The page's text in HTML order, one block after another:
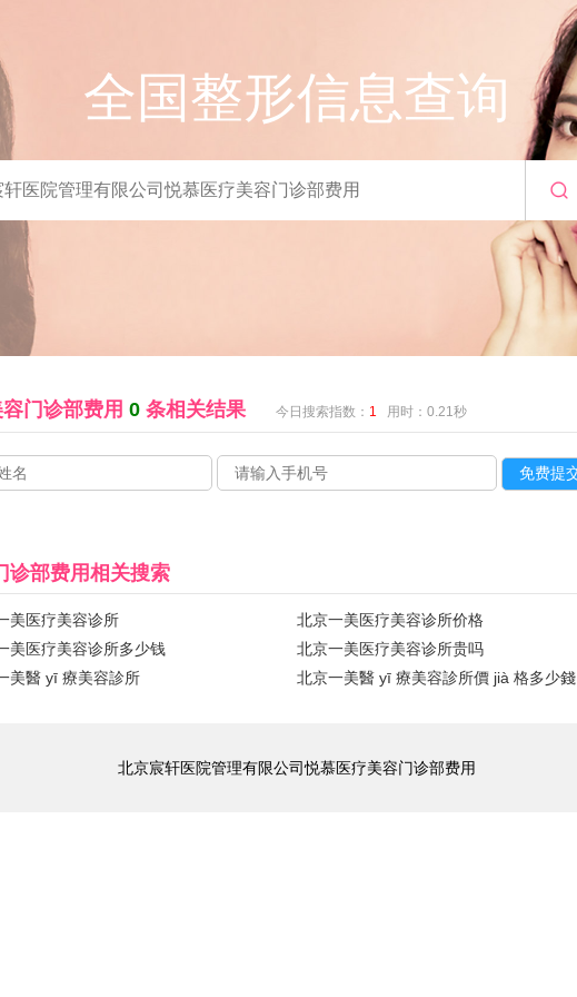
全国整形信息查询
门诊部费用 0 条相关结果 今日搜索指数： 1 用时：0.21秒
诊部费用相关搜索
美医疗美容诊所 北京一美医疗美容诊所价格
美医疗美容诊所多少钱 北京一美医疗美容诊所贵吗
美醫 yī 療美容診所 北京一美醫 yī 療美容診所價 jià 格多少錢
北京宸轩医院管理有限公司悦慕医疗美容门诊部费用